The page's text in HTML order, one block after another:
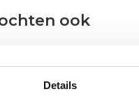
Details
ook